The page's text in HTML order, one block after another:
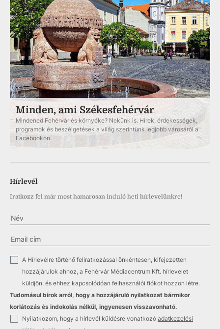
Minden, ami Székesfehérvár
Mindened Fehérvár és környéke? Nekünk is. Hírek, érdekességek,
programok és beszélgetések a világ szerintünk legjobb városáról a
Facebookon.
Hírlevél
Iratkozz fel már most hamarosan induló heti hírlevelünkre!
A Hírlevélre történő feliratkozással önkéntesen, kifejezetten
hozzájárulok ahhoz, a Fehérvár Médiacentrum Kft. hírlevelet
küldjön, és ehhez kapcsolódóan felhasználói fiókot hozzon létre.
Tudomásul bírok arról, hogy a hozzájáruló nyilatkozat bármikor
korlátozás és indokolás nélkül, ingyenesen visszavonható.
Nyilatkozom, hogy a hírlevél küldésre vonatkozó adatkezelési